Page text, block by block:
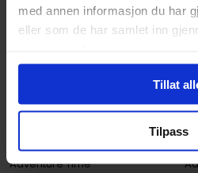
med annen informasjon du har
eller som de har samlet inn
Tillat
Tilpass
Mariko Tamaki
Adventure Time